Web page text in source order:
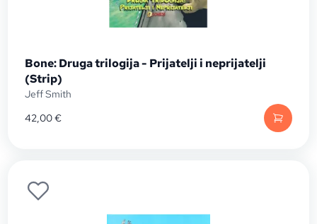
Bone: Druga trilogija - Prijatelji i neprijatelji
(Strip)
Jeff Smith
42,00€